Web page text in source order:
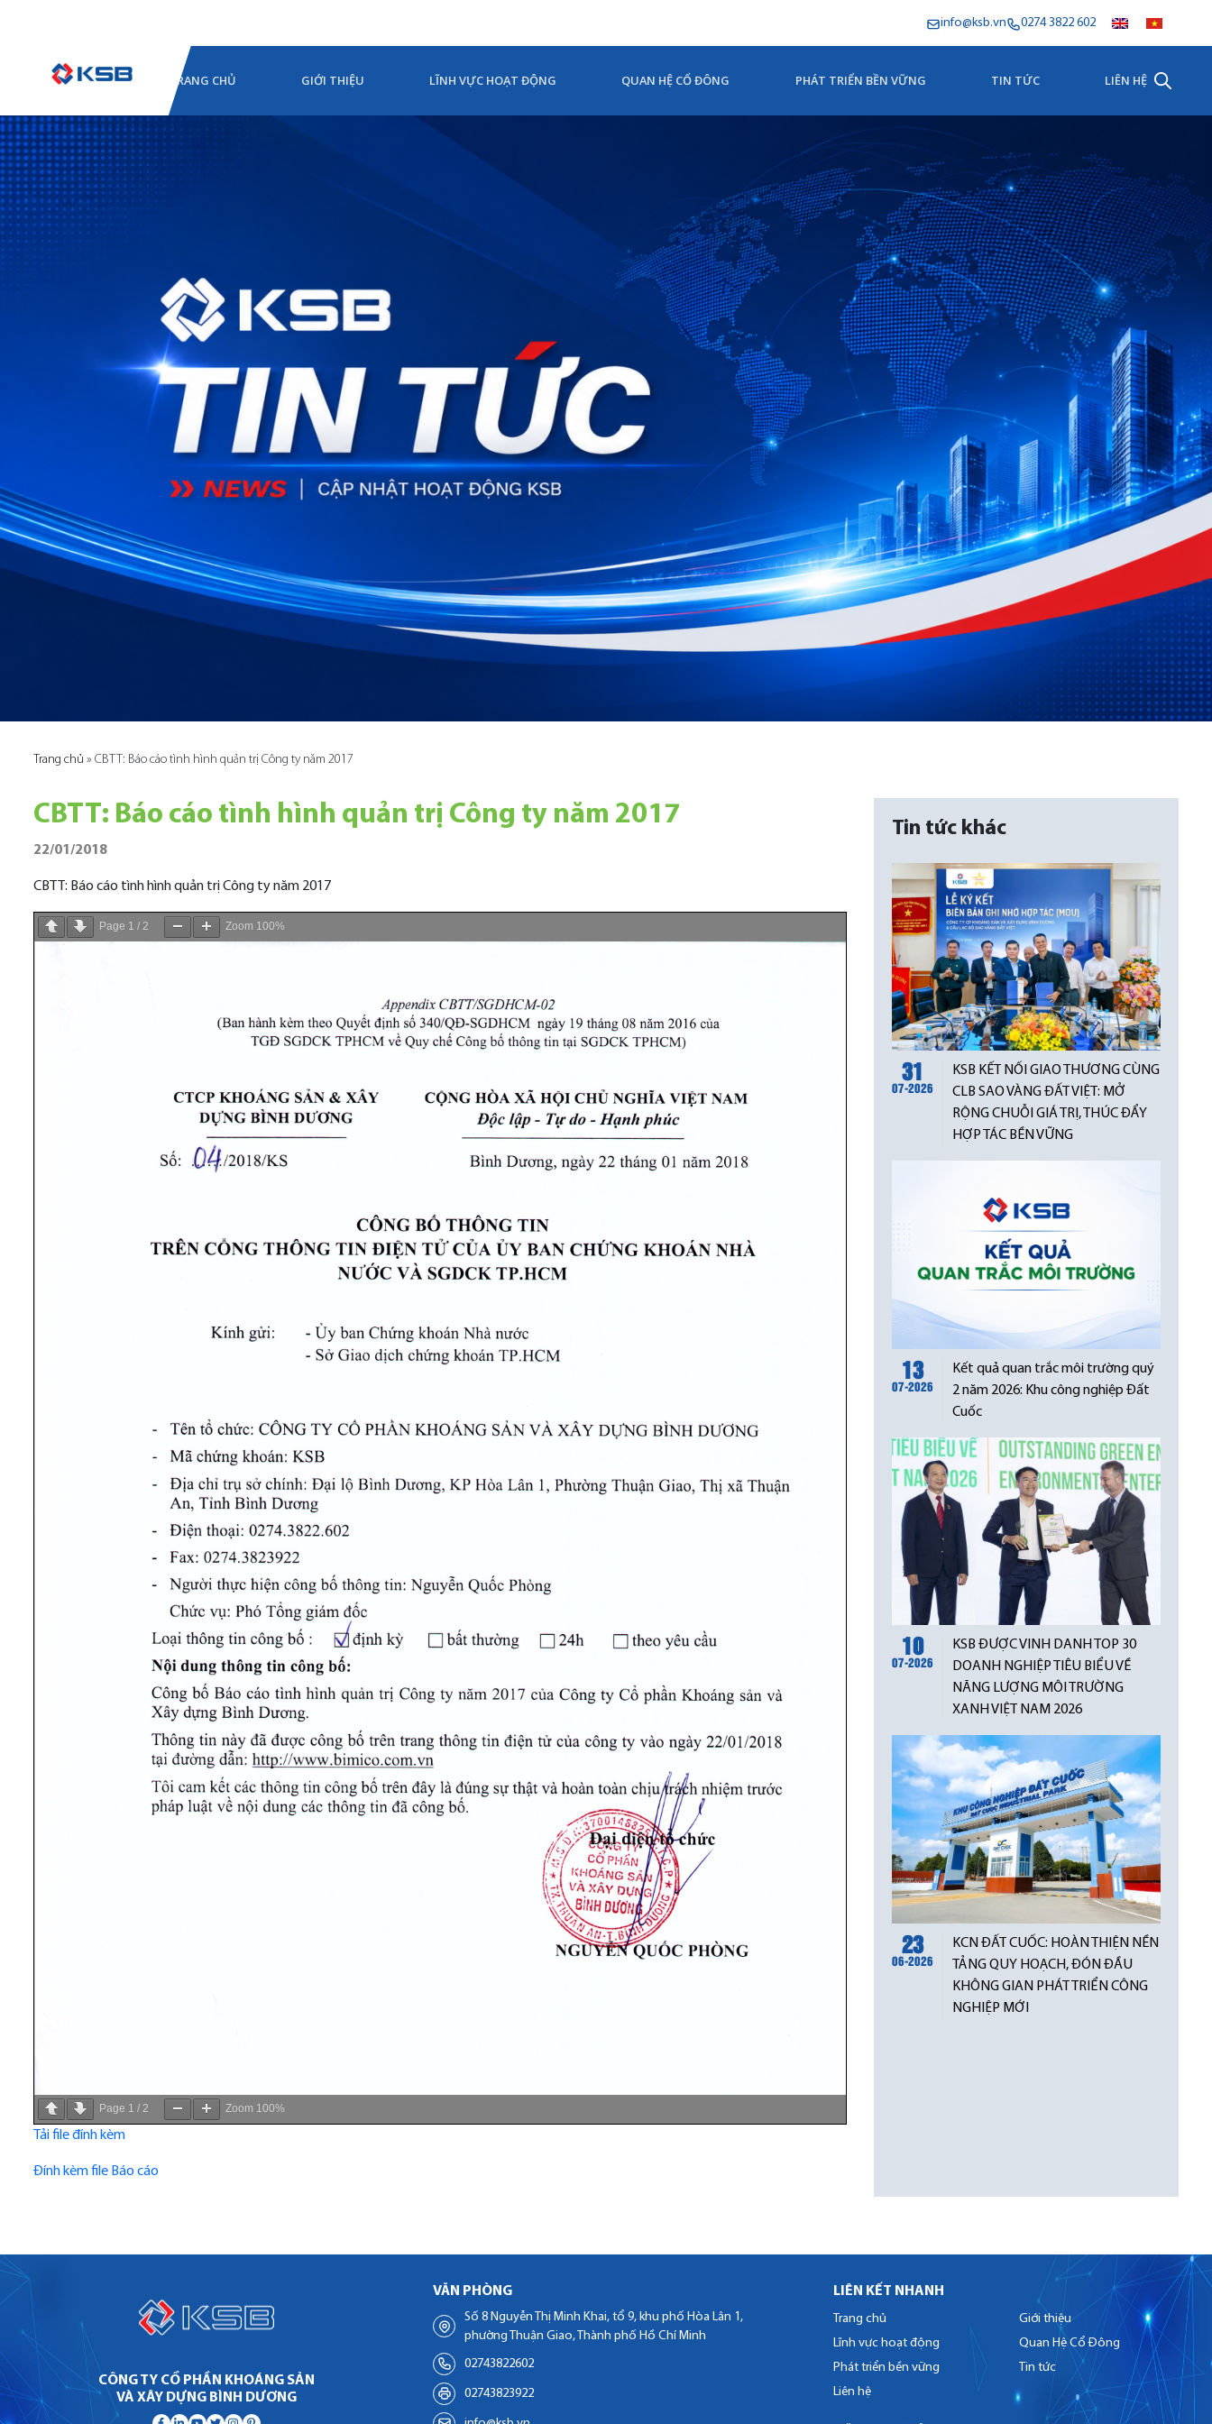
info@ksb.vn 0274 3822 602
TRANG CHỦ GIỚI THIỆU LĨNH VỰC HOẠT ĐỘNG QUAN HỆ CỔ ĐÔNG PHÁT TRIỂN BỀN VỮNG TIN TỨC LIÊN HỆ
Trang chủ » CBTT: Báo cáo tình hình quản trị Công ty năm 2017
CBTT: Báo cáo tình hình quản trị Công ty năm 2017
22/01/2018
CBTT: Báo cáo tình hình quản trị Công ty năm 2017
Page 1 / 2 Zoom 100%
Page 1 / 2 Zoom 100%
Tải file đính kèm
Đính kèm file Báo cáo
Tin tức khác
31
07-2026
KSB KẾT NỐI GIAO THƯƠNG CÙNG
CLB SAO VÀNG ĐẤT VIỆT: MỞ
RỘNG CHUỖI GIÁ TRỊ, THÚC ĐẨY
HỢP TÁC BỀN VỮNG
13
07-2026
Kết quả quan trắc môi trường quý
2 năm 2026: Khu công nghiệp Đất
Cuốc
10
07-2026
KSB ĐƯỢC VINH DANH TOP 30
DOANH NGHIỆP TIÊU BIỂU VỀ
NĂNG LƯỢNG MÔI TRƯỜNG
XANH VIỆT NAM 2026
23
06-2026
KCN ĐẤT CUỐC: HOÀN THIỆN NỀN
TẢNG QUY HOẠCH, ĐÓN ĐẦU
KHÔNG GIAN PHÁT TRIỂN CÔNG
NGHIỆP MỚI
CÔNG TY CỔ PHẦN KHOÁNG SẢN
VÀ XÂY DỰNG BÌNH DƯƠNG
VĂN PHÒNG
Số 8 Nguyễn Thị Minh Khai, tổ 9, khu phố Hòa Lân 1,
phường Thuận Giao, Thành phố Hồ Chí Minh
02743822602
02743823922
LIÊN KẾT NHANH
Trang chủ
Giới thiệu
Lĩnh vực hoạt động
Quan Hệ Cổ Đông
Phát triển bền vững
Tin tức
Liên hệ